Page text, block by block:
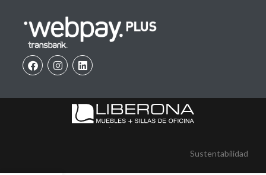
Sustentabilidad